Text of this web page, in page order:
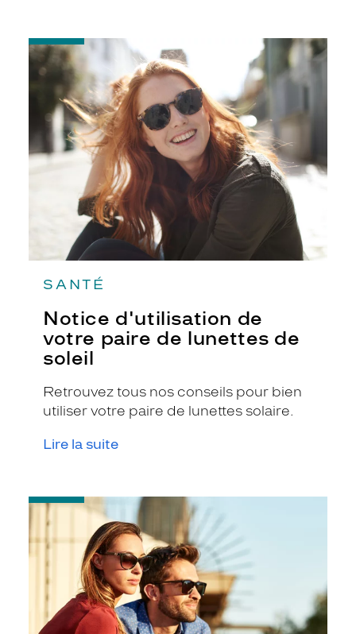
SANTÉ
Notice d'utilisation de
votre paire de lunettes de
soleil
Retrouvez tous nos conseils pour bien
utiliser votre paire de lunettes solaire.
Lire la suite
-
Notice
d'utilisation
votre
paire
de
lunettes
de
-
Protégez
vos
yeux
du
soleil